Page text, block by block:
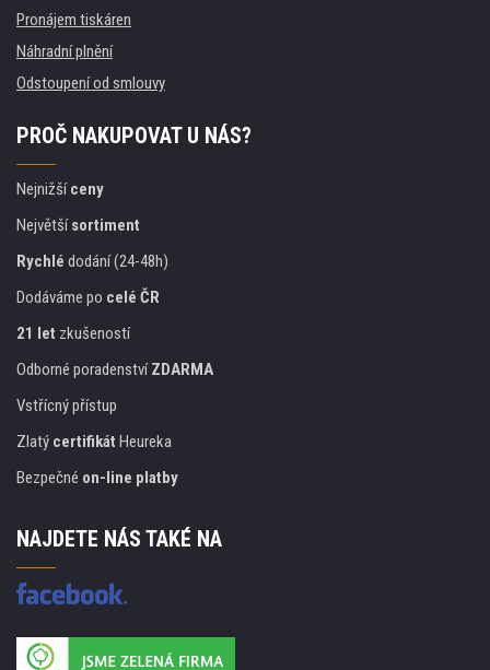
Pronájem tiskáren
Náhradní plnění
Odstoupení od smlouvy
PROČ NAKUPOVAT U NÁS?
Nejnižšíceny
Největšísortiment
Rychlé dodání (24-48h)
Dodáváme po celé ČR
21 let zkušeností
Odborné poradenstvíZDARMA
Vstřícný přístup
Zlatý certifikát Heureka
Bezpečné on-line platby
NAJDETE NÁS TAKÉ NA